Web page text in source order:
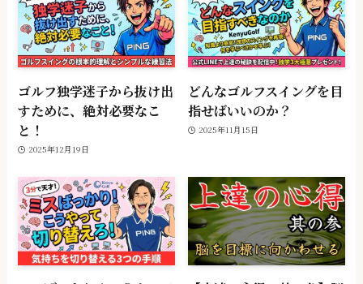
ゴルフ独学迷子から抜け出
すために、絶対必要なこ
と！
2025年12月19日
どんなゴルフスイングを目
指せばいいのか？
2025年11月15日